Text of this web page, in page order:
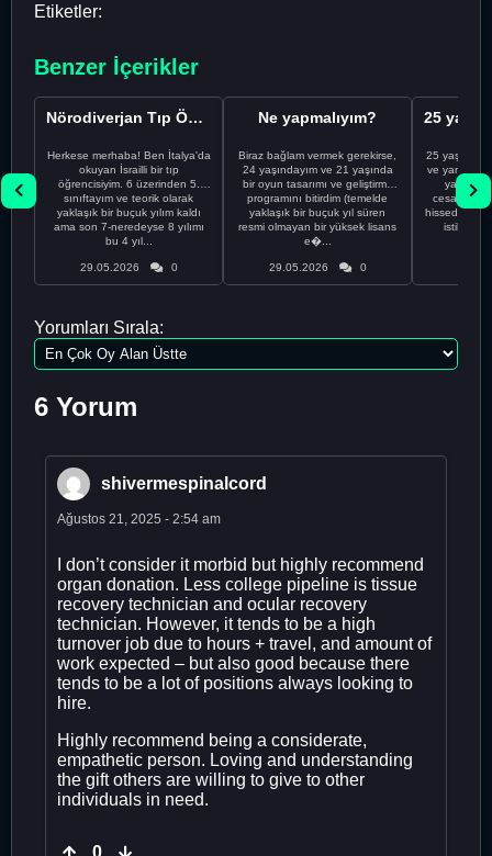
Etiketler:
Benzer İçerikler
Nörodiverjan Tıp Öğrencisi Yeni Bir Yol Arıyor
Herkese merhaba! Ben İtalya'da
okuyan İsrailli bir tıp
öğrencisiyim. 6 üzerinden 5.
sınıftayım ve teorik olarak
yaklaşık bir buçuk yılım kaldı
ama son 7-neredeyse 8 yılımı
bu 4 yıl...
29.05.2026 0
Ne yapmalıyım?
Biraz bağlam vermek gerekirse,
24 yaşındayım ve 21 yaşında
bir oyun tasarımı ve geliştirme
programını bitirdim (temelde
yaklaşık bir buçuk yıl süren
resmi olmayan bir yüksek lisans
e�...
29.05.2026 0
25
ve yanlış
cesaretimin
Yorumları Sırala:
6 Yorum
shivermespinalcord
Ağustos 21, 2025 - 2:54 am
I don’t consider it morbid but highly recommend
organ donation. Less college pipeline is tissue
recovery technician and ocular recovery
technician. However, it tends to be a high
turnover job due to hours + travel, and amount of
work expected – but also good because there
tends to be a lot of positions always looking to
hire.
Highly recommend being a considerate,
empathetic person. Loving and understanding
the gift others are willing to give to other
individuals in need.
0